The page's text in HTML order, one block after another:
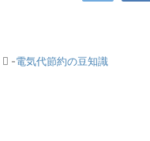
-電気代節約の豆知識